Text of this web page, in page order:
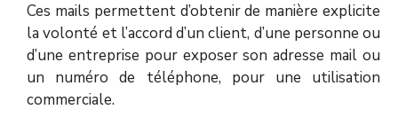
Ces mails permettent d’obtenir de manière explicite
la volonté et l’accord d’un client, d’une personne ou
d’une entreprise pour exposer son adresse mail ou
un numéro de téléphone, pour une utilisation
commerciale.